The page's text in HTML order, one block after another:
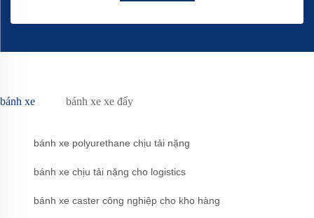
bánh xe bánh xe xe đẩy
bánh xe polyurethane chịu tải nặng
bánh xe chịu tải nặng cho logistics
bánh xe caster công nghiệp cho kho hàng